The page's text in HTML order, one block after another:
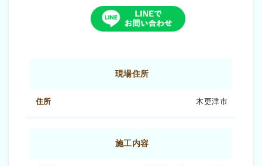
現場住所
木更津市
施工内容